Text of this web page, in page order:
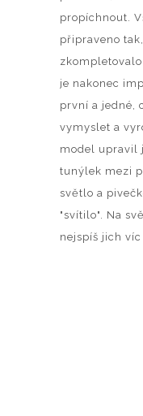
propíchnout.
připraveno
je nakonec
první a jedné,
vymyslet a
model upravil
tunýlek mezi
světlo a
"svítilo". Na
nejspíš jich víc